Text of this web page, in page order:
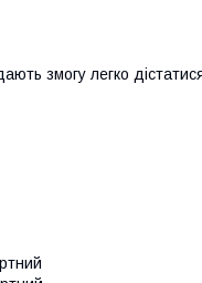
змогу легко